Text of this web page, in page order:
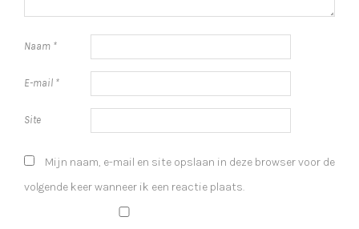
Naam *
E-mail *
Site
Mijn naam, e-mail en site opslaan in deze browser voor de
volgende keer wanneer ik een reactie plaats.